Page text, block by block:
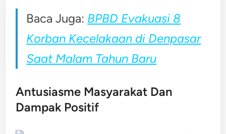
Baca Juga: BPBD Evakuasi 8
Korban Kecelakaan di Denpasar
Saat Malam Tahun Baru
Antusiasme Masyarakat Dan
Dampak Positif